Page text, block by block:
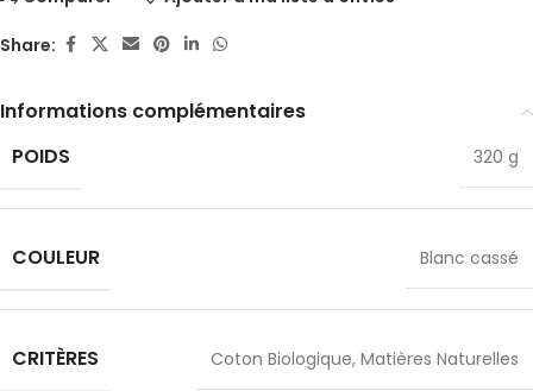
✕
Share:
Informations complémentaires
POIDS
320 g
COULEUR Blanc cassé
CRITÈRES Coton Biologique, Matières Naturelles